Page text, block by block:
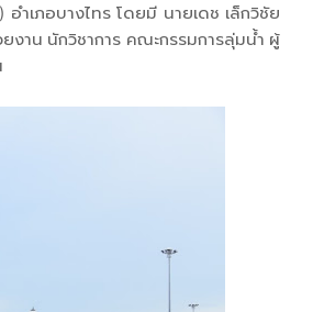
ำเภอบางไทร โดยมี นายเดช เล็กวิชัย
าน นักวิชาการ คณะกรรมการลุ่มน้ำ ผู้